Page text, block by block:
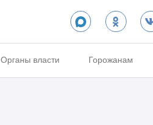
Органы власти Горожанам